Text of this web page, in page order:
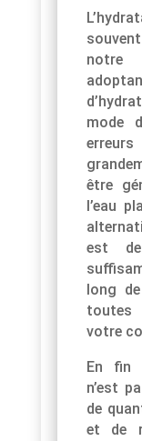
notre
mode
être
l’eau
est
long
toutes
votre
En fin
n’est
de
et de